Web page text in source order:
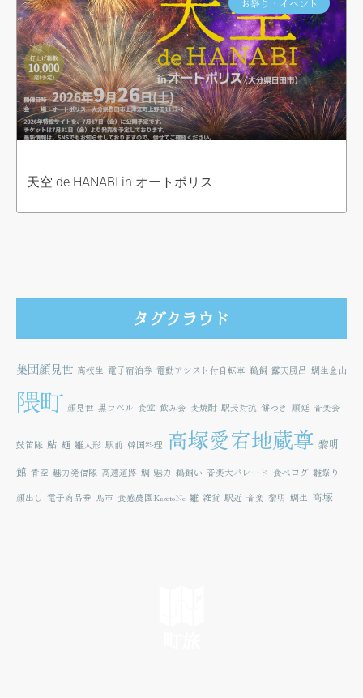
天空 de HANABI in オートポリス
タグクラウド
集団顔見世 高校生 電子宿泊券 電動アシスト付自転車 鵜飼 露天風呂 鯛生金山
隈町 顔見世 黒ラベル 食堂 飲み会 麦焼酎 駅長対抗 餅つき 順延 音楽会
鼓笛隊 鮎 麺 雛人形 駅前 韓国料理 高塚愛宕地蔵尊 黎明
館 青空 魅力発信隊 高速道路 鯛 魅力 鵜飼い 音楽大パレード 食べログ 雛祭り
顔出し 電子商品券 鳥市 食感農園KazetoNe 雛 雑貨 駅近 音楽 黎明 鯛生 高塚